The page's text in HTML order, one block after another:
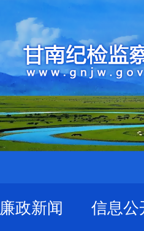
廉政新闻 信息公